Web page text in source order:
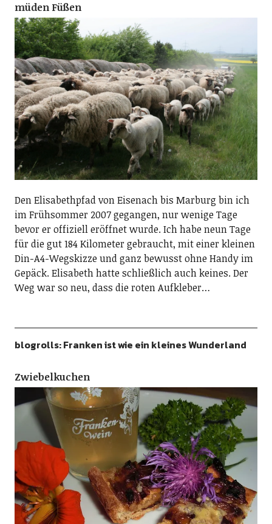
müden Füßen
Den Elisabethpfad von Eisenach bis Marburg bin ich
im Frühsommer 2007 gegangen, nur wenige Tage
bevor er offiziell eröffnet wurde. Ich habe neun Tage
für die gut 184 Kilometer gebraucht, mit einer kleinen
Din-A4-Wegskizze und ganz bewusst ohne Handy im
Gepäck. Elisabeth hatte schließlich auch keines. Der
Weg war so neu, dass die roten Aufkleber…
blogrolls: Franken ist wie ein kleines Wunderland
Zwiebelkuchen